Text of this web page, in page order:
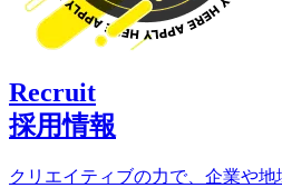
Recruit
採用情報
クリエイティブの力で、企業や